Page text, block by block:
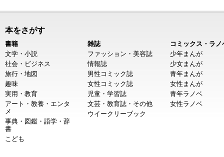
本をさがす
書籍
文学・小説
社会・ビジネス
旅行・地図
趣味
実用・教育
アート・教養・エンタ
メ
事典・図鑑・語学・辞
書
こども
雑誌
ファッション・美容誌
情報誌
男性コミック誌
女性コミック誌
児童・学習誌
文芸・教育誌・その他
ウイークリーブック
コミックス・ラノ
少年まんが
少女まんが
青年まんが
女性まんが
青年ラノベ
女性ラノベ